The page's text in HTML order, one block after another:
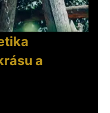
a